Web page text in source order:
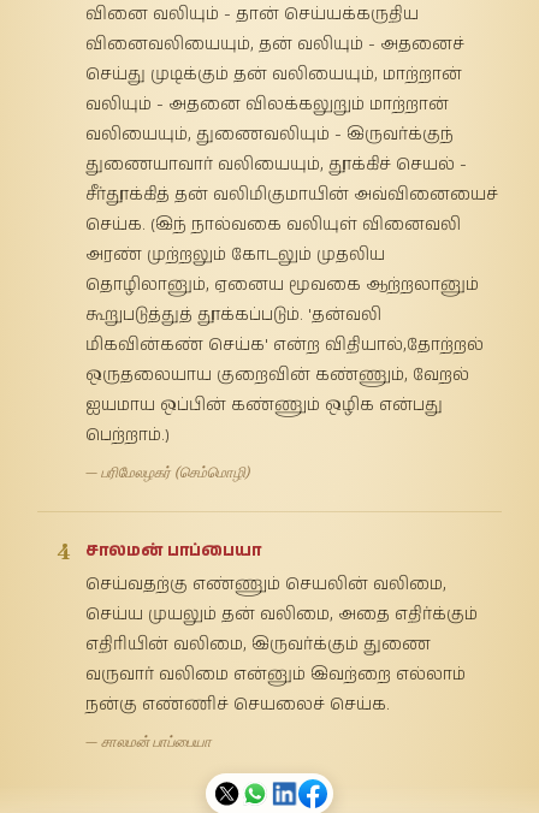
வினை வலியும் - தான் செய்யக்கருதிய
வினைவலியையும், தன் வலியும் - அதனைச்
செய்து முடிக்கும் தன் வலியையும், மாற்றான்
வலியும் - அதனை விலக்கலுறும் மாற்றான்
வலியையும், துணைவலியும் - இருவர்க்குந்
துணையாவார் வலியையும், தூக்கிச் செயல் -
சீர்தூக்கித் தன் வலிமிகுமாயின் அவ்வினையைச்
செய்க. (இந் நால்வகை வலியுள் வினைவலி
அரண் முற்றலும் கோடலும் முதலிய
தொழிலானும், ஏனைய மூவகை ஆற்றலானும்
கூறுபடுத்துத் தூக்கப்படும். 'தன்வலி
மிகவின்கண் செய்க' என்ற விதியால்,தோற்றல்
ஒருதலையாய குறைவின் கண்ணும், வேறல்
ஐயமாய ஒப்பின் கண்ணும் ஒழிக என்பது
பெற்றாம்.)
— பரிமேலழகர் (செம்மொழி)
4
சாலமன் பாப்பையா
செய்வதற்கு எண்ணும் செயலின் வலிமை,
செய்ய முயலும் தன் வலிமை, அதை எதிர்க்கும்
எதிரியின் வலிமை, இருவர்க்கும் துணை
வருவார் வலிமை என்னும் இவற்றை எல்லாம்
நன்கு எண்ணிச் செயலைச் செய்க.
— சாலமன் பாப்பையா